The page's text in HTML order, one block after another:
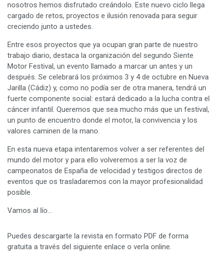
nosotros hemos disfrutado creándolo. Este nuevo ciclo llega
cargado de retos, proyectos e ilusión renovada para seguir
creciendo junto a ustedes.
Entre esos proyectos que ya ocupan gran parte de nuestro
trabajo diario, destaca la organización del segundo Siente
Motor Festival, un evento llamado a marcar un antes y un
después. Se celebrará los próximos 3 y 4 de octubre en Nueva
Jarilla (Cádiz) y, como no podía ser de otra manera, tendrá un
fuerte componente social: estará dedicado a la lucha contra el
cáncer infantil. Queremos que sea mucho más que un festival,
un punto de encuentro donde el motor, la convivencia y los
valores caminen de la mano.
En esta nueva etapa intentaremos volver a ser referentes del
mundo del motor y para ello volveremos a ser la voz de
campeonatos de España de velocidad y testigos directos de
eventos que os trasladaremos con la mayor profesionalidad
posible.
Vamos al lío…
Puedes descargarte la revista en formato PDF de forma
gratuita a través del siguiente enlace o verla online.